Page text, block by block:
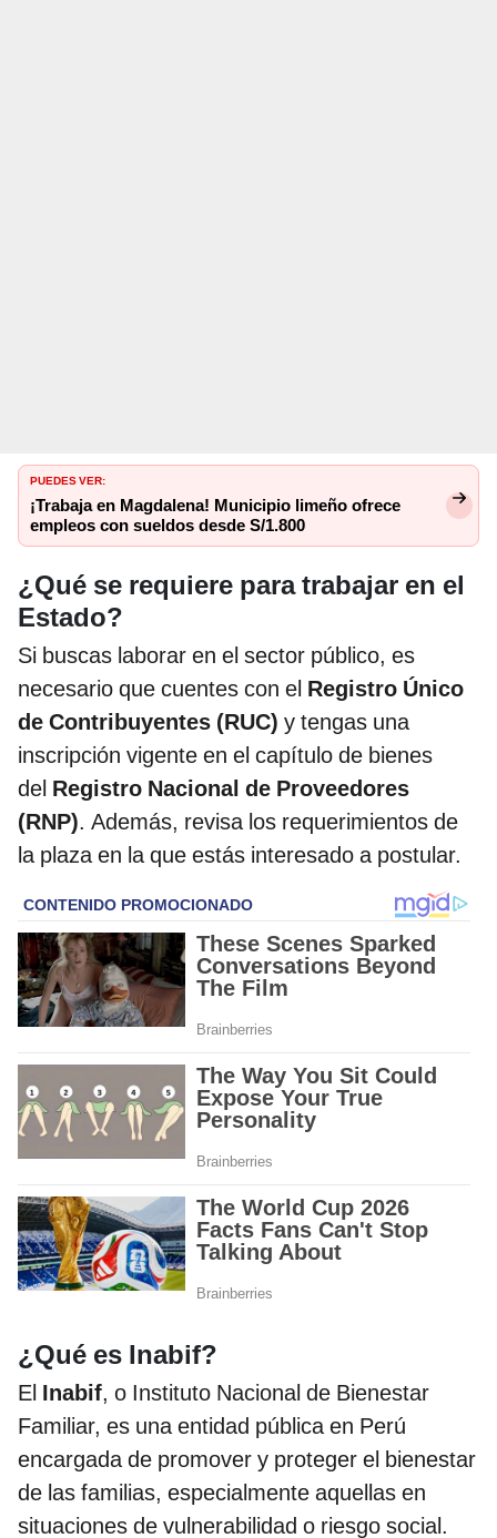
PUEDES VER:
¡Trabaja en Magdalena! Municipio limeño ofrece
empleos con sueldos desde S/1.800
¿Qué se requiere para trabajar en el
Estado?
Si buscas laborar en el sector público, es
necesario que cuentes con el Registro Único
de Contribuyentes (RUC) y tengas una
inscripción vigente en el capítulo de bienes
del Registro Nacional de Proveedores
(RNP). Además, revisa los requerimientos de
la plaza en la que estás interesado a postular.
¿Qué es Inabif?
El Inabif, o Instituto Nacional de Bienestar
Familiar, es una entidad pública en Perú
encargada de promover y proteger el bienestar
de las familias, especialmente aquellas en
situaciones de vulnerabilidad o riesgo social.